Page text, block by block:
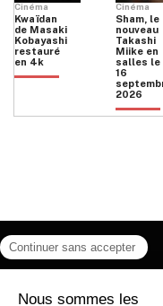
Cinéma
Kwaïdan
de Masaki
Kobayashi
restauré
en 4k
Cinéma
Sham, le
nouveau
Takashi
Miike en
salles le
16
2026